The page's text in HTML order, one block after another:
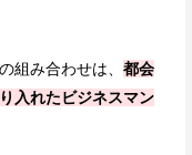
組み合わせは、 都会
入れたビジネスマン